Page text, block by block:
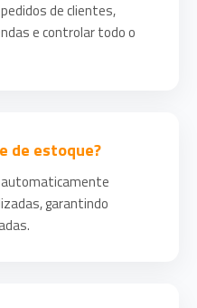
de clientes,
e controlar todo o
de estoque?
automaticamente
garantindo